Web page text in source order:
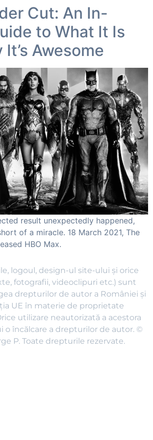
Cut: An In-
to What It Is
Awesome
result unexpectedly happened,
of a miracle. 18 March 2021, The
HBO Max.
logoul, design-ul site-ului și orice
fotografii, videoclipuri etc.) sunt
drepturilor de autor a României și
UE în materie de proprietate
utilizare neautorizată a acestora
o încălcare a drepturilor de autor. ©
P. Toate drepturile rezervate.